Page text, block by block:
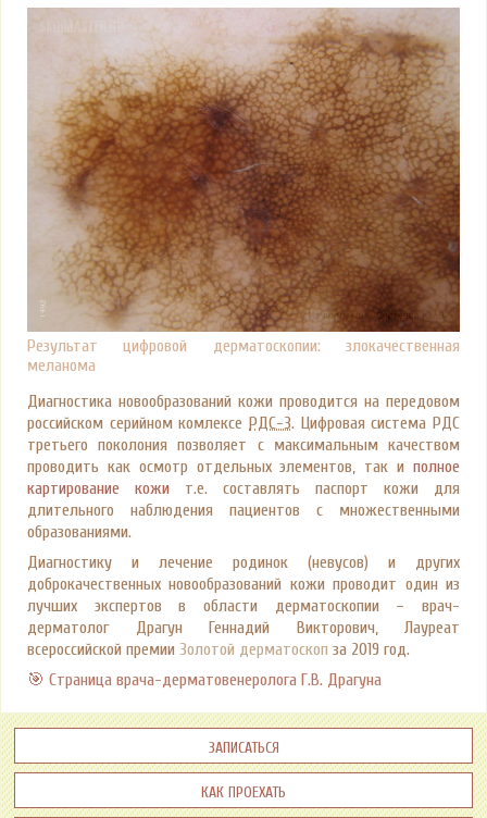
Результат цифровой дерматоскопии: злокачественная
меланома
Диагностика новообразований кожи проводится на передовом
российском серийном комлексе РДС-3. Цифровая система РДС
третьего поколония позволяет с максимальным качеством
проводить как осмотр отдельных элементов, так и полное
картирование кожи т.е. составлять паспорт кожи для
длительного наблюдения пациентов с множественными
образованиями.
Диагностику и лечение родинок (невусов) и других
доброкачественных новообразований кожи проводит один из
лучших экспертов в области дерматоскопии – врач-
дерматолог Драгун Геннадий Викторович, Лауреат
всероссийской премии Золотой дерматоскоп за 2019 год.
🎯 Страница врача-дерматовенеролога Г.В. Драгуна
Записаться
Как проехать